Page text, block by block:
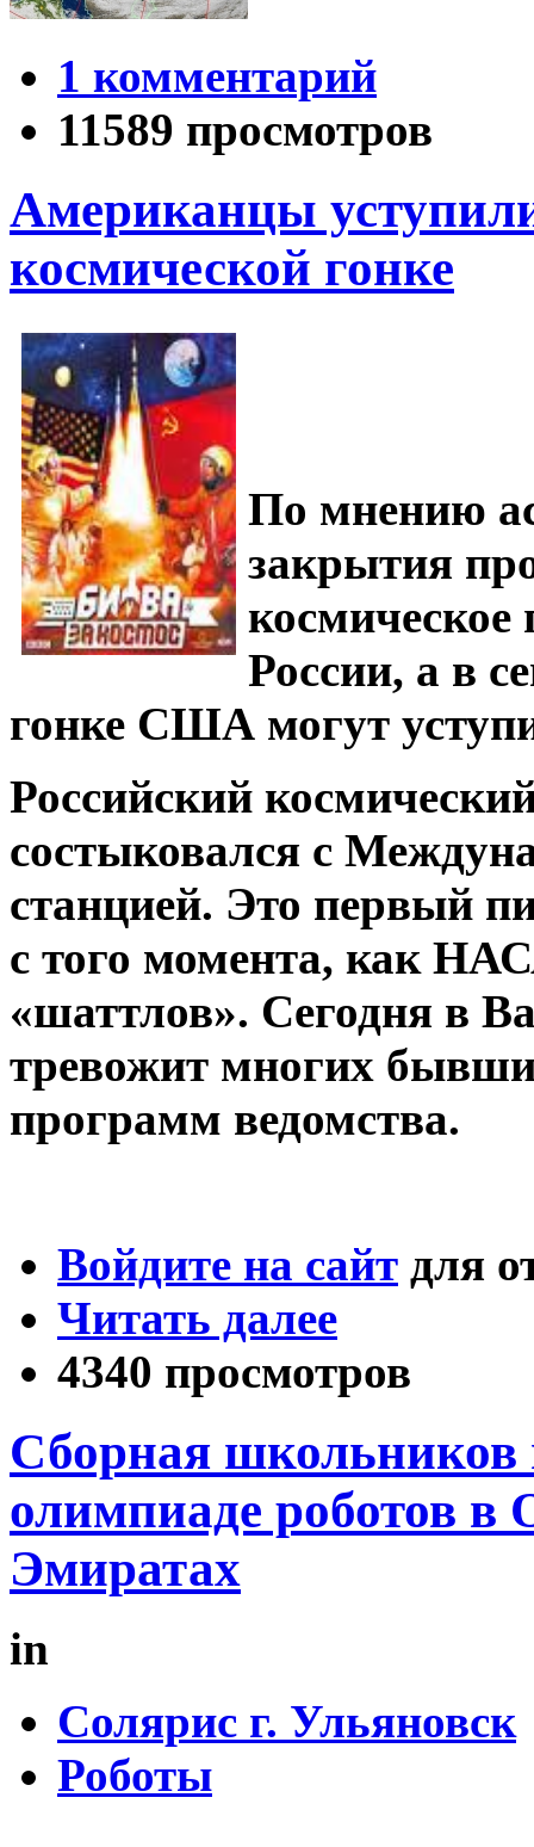
1 комментарий
11589 просмотров
Американцы
космической гонке
По мнению
закрытия
космическое
России, а в
гонке США могут
Российский
состыковался с
станцией. Это первый
с того момента, как
«шаттлов». Сегодня в
тревожит многих
программ ведомства.
Войдите на сайт для
Читать далее
4340 просмотров
Сборная школьников
олимпиаде роботов
Эмиратах
in
Солярис г. Ульяновск
Роботы